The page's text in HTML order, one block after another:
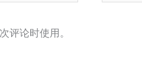
评论时使用。